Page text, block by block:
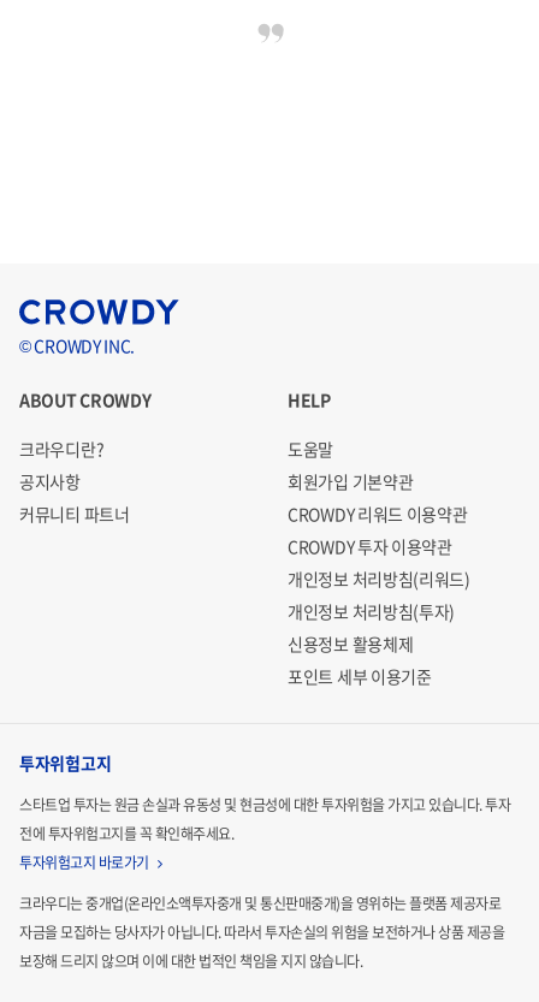
© CROWDY INC.
ABOUT CROWDY
크라우디란?
공지사항
커뮤니티 파트너
HELP
도움말
회원가입 기본약관
CROWDY 리워드 이용약관
CROWDY 투자 이용약관
개인정보 처리방침(리워드)
개인정보 처리방침(투자)
신용정보 활용체제
포인트 세부 이용기준
투자위험고지
스타트업 투자는 원금 손실과 유동성 및 현금성에 대한 투자위험을 가지고 있습니다.투자
전에 투자위험고지를 꼭 확인해주세요.
투자위험고지 바로가기
크라우디는 중개업(온라인소액투자중개 및 통신판매중개)을 영위하는 플랫폼 제공자로
자금을 모집하는당사자가 아닙니다. 따라서 투자손실의 위험을 보전하거나 상품 제공을
보장해 드리지 않으며 이에 대한 법적인 책임을 지지 않습니다.